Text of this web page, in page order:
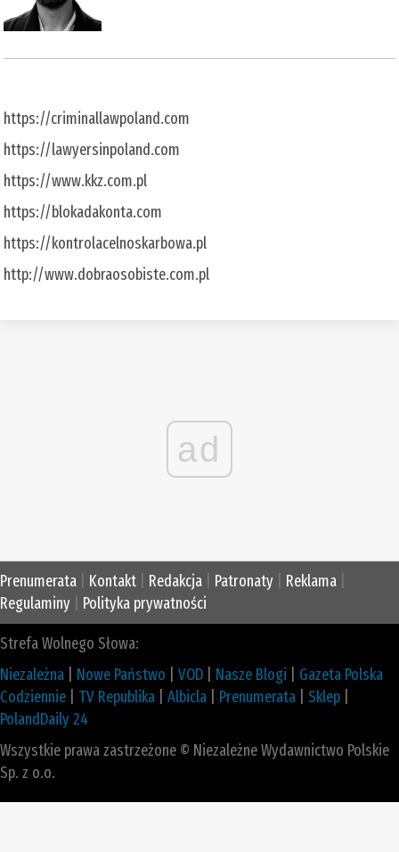
https://criminallawpoland.com
https://lawyersinpoland.com
https://www.kkz.com.pl
https://blokadakonta.com
https://kontrolacelnoskarbowa.pl
http://www.dobraosobiste.com.pl
ad
Prenumerata Kontakt Redakcja Patronaty Reklama
Regulaminy
Polityka prywatności
Strefa Wolnego Słowa:
Niezależna
Nowe Państwo VOD Nasze Blogi
Gazeta Polska
Codziennie
TV Republika Albicla Prenumerata Sklep
PolandDaily 24
Wszystkie prawa zastrzeżone © Niezależne Wydawnictwo Polskie
Sp. z o.o.